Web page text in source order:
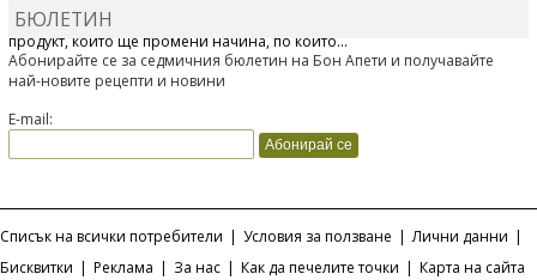
Отскоро Лесафр България стартира предлагането на изцяло нов
продукт, който ще промени начина, по който...
БЮЛЕТИН
Абонирайте се за седмичния бюлетин на Бон Апети и получавайте
най-новите рецепти и новини
E-mail:
Списък на всички потребители | Условия за ползване | Лични данни |
Бисквитки | Реклама | За нас | Как да печелите точки | Карта на сайта